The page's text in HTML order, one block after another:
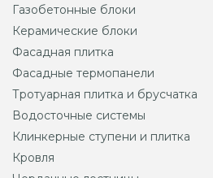
Газобетонные блоки
Керамические блоки
Фасадная плитка
Фасадные термопанели
Тротуарная плитка и брусчатка
Водосточные системы
Клинкерные ступени и плитка
Кровля